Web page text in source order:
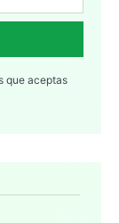
que aceptas